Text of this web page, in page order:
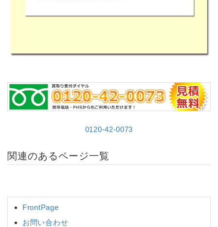
0120-42-0073
関連のあるページ一覧
FrontPage
お問い合わせ